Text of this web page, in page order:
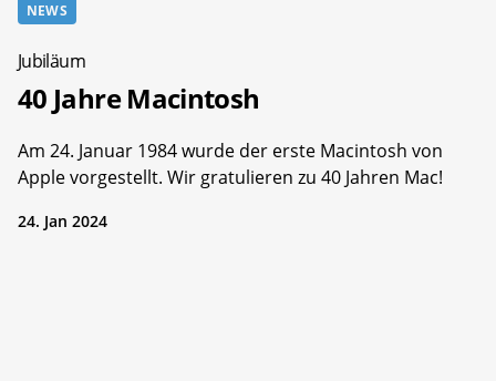
NEWS
Jubiläum
40 Jahre Macintosh
Am 24. Januar 1984 wurde der erste Macintosh von
Apple vorgestellt. Wir gratulieren zu 40 Jahren Mac!
24. Jan 2024